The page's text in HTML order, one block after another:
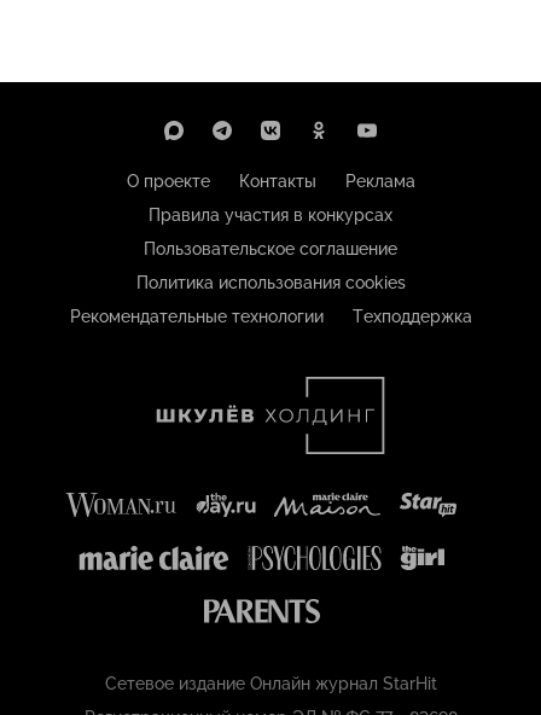
О проекте Контакты
Реклама
Правила участия в конкурсах
Пользовательское соглашение
Политика использования cookies
Рекомендательные технологии
Техподдержка
Сетевое издание Онлайн журнал StarHit